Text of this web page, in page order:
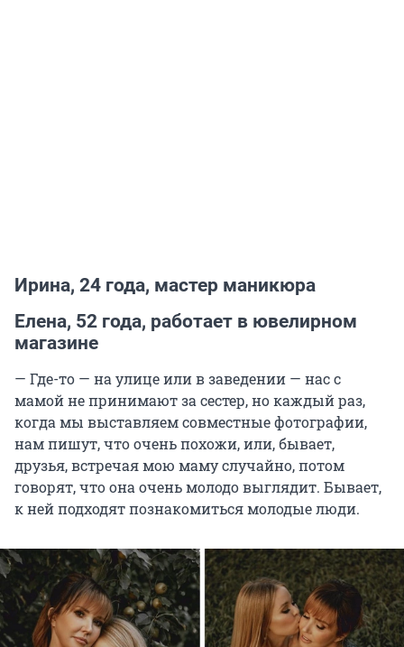
Ирина, 24 года, мастер маникюра
Елена, 52 года, работает в ювелирном
магазине
— Где-то — на улице или в заведении — нас с
мамой не принимают за сестер, но каждый раз,
когда мы выставляем совместные фотографии,
нам пишут, что очень похожи, или, бывает,
друзья, встречая мою маму случайно, потом
говорят, что она очень молодо выглядит. Бывает,
к ней подходят познакомиться молодые люди.